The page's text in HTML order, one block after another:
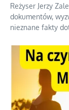
Reżyser Jerzy
dokumentów,
nieznane fakty